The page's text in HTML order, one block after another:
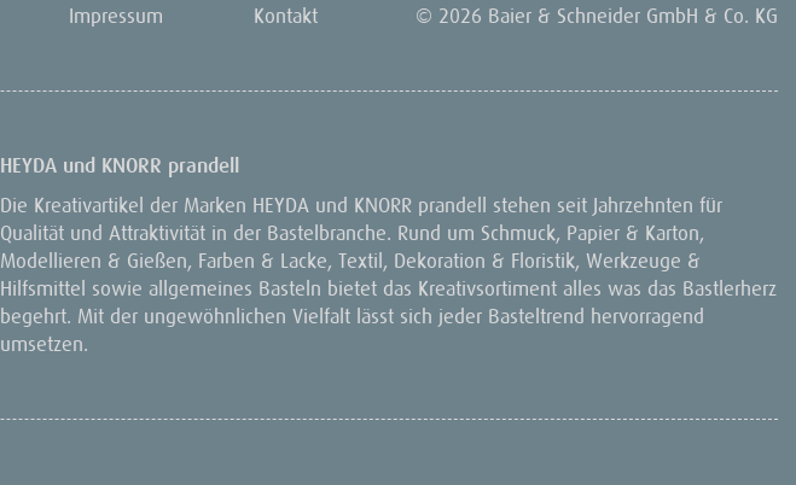
Impressum Kontakt © 2026 Baier & Schneider GmbH & Co. KG
HEYDA und KNORR prandell
Die Kreativartikel der Marken HEYDA und KNORR prandell stehen seit Jahrzehnten für
Qualität und Attraktivität in der Bastelbranche. Rund um Schmuck, Papier & Karton,
Modellieren & Gießen, Farben & Lacke, Textil, Dekoration & Floristik, Werkzeuge &
Hilfsmittel sowie allgemeines Basteln bietet das Kreativsortiment alles was das Bastlerherz
begehrt. Mit der ungewöhnlichen Vielfalt lässt sich jeder Basteltrend hervorragend
umsetzen.